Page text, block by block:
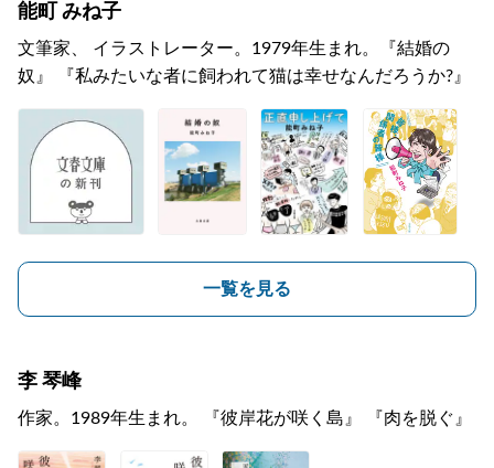
能町 みね子
文筆家、 イラストレーター。1979年生まれ。『結婚の
奴』 『私みたいな者に飼われて猫は幸せなんだろうか?』
一覧を見る
李 琴峰
作家。1989年生まれ。 『彼岸花が咲く島』 『肉を脱ぐ』